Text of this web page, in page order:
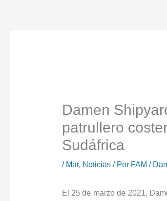
Damen
patrullero
Sudáfrica
/ Mar, Noticias/ Por FAM /
El 25 de marzo de 2021,